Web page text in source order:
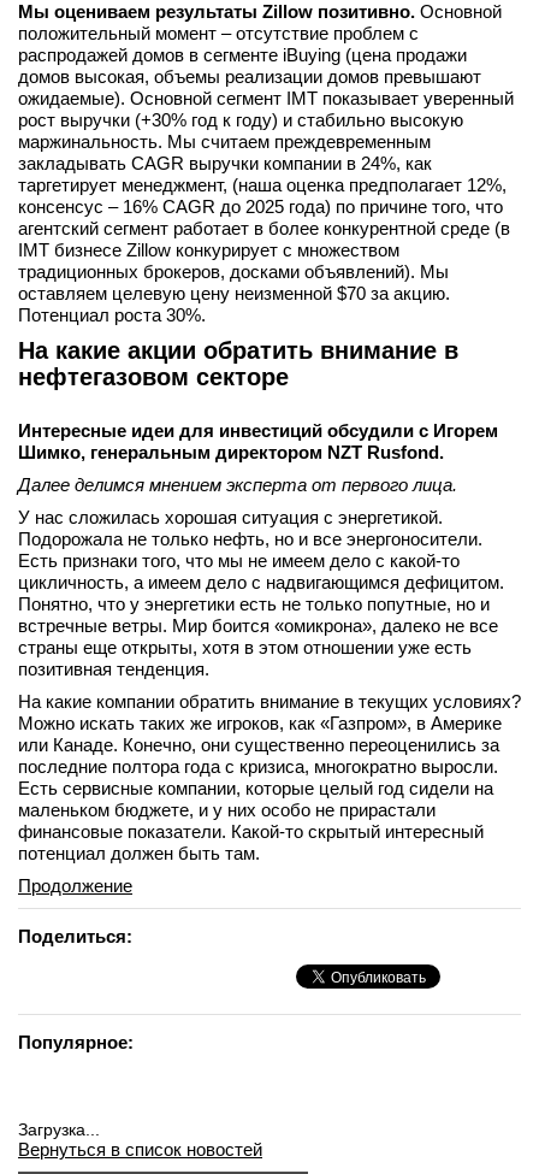
Мы оцениваем результаты Zillow позитивно. Основной
положительный момент – отсутствие проблем с
распродажей домов в сегменте iBuying (цена продажи
домов высокая, объемы реализации домов превышают
ожидаемые). Основной сегмент IMT показывает уверенный
рост выручки (+30% год к году) и стабильно высокую
маржинальность. Мы считаем преждевременным
закладывать CAGR выручки компании в 24%, как
таргетирует менеджмент, (наша оценка предполагает 12%,
консенсус – 16% CAGR до 2025 года) по причине того, что
агентский сегмент работает в более конкурентной среде (в
IMT бизнесе Zillow конкурирует с множеством
традиционных брокеров, досками объявлений). Мы
оставляем целевую цену неизменной $70 за акцию.
Потенциал роста 30%.
На какие акции обратить внимание в
нефтегазовом секторе
Интересные идеи для инвестиций обсудили с Игорем
Шимко, генеральным директором NZT Rusfond.
Далее делимся мнением эксперта от первого лица.
У нас сложилась хорошая ситуация с энергетикой.
Подорожала не только нефть, но и все энергоносители.
Есть признаки того, что мы не имеем дело с какой-то
цикличность, а имеем дело с надвигающимся дефицитом.
Понятно, что у энергетики есть не только попутные, но и
встречные ветры. Мир боится «омикрона», далеко не все
страны еще открыты, хотя в этом отношении уже есть
позитивная тенденция.
На какие компании обратить внимание в текущих условиях?
Можно искать таких же игроков, как «Газпром», в Америке
или Канаде. Конечно, они существенно переоценились за
последние полтора года с кризиса, многократно выросли.
Есть сервисные компании, которые целый год сидели на
маленьком бюджете, и у них особо не прирастали
финансовые показатели. Какой-то скрытый интересный
потенциал должен быть там.
Продолжение
Поделиться:
Популярное:
Загрузка...
Вернуться в список новостей